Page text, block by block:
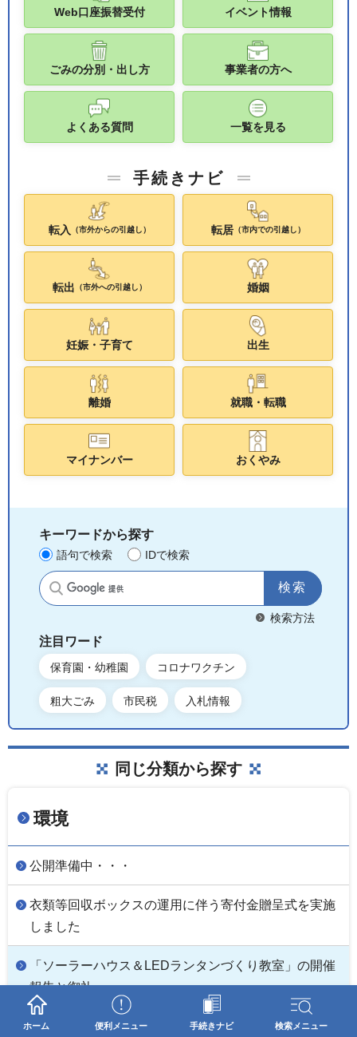
ホーム 便利メニュー 手続きナビ 検索メニュー
Web口座振替受付 イベント情報
ごみの分別・出し方 事業者の方へ
よくある質問 一覧を見る
手続きナビ
転入 （市外からの引越し） 転居（市内での引越し）
転出 （市外への引越し） 婚姻
妊娠・子育て 出生
離婚 就職・転職
マイナンバー おくやみ
キーワードから探す
語句で検索 IDで検索
サイト内検索
検索方法
注目ワード
保育園・幼稚園 コロナワクチン
粗大ごみ 市民税 入札情報
同じ分類から探す
環境
公開準備中・・・
衣類等回収ボックスの運用に伴う寄付金贈呈式を実施
しました
「ソーラーハウス＆LEDランタンづくり教室」の開催
報告と御礼
第2次うるま市環境基本計画の策定について